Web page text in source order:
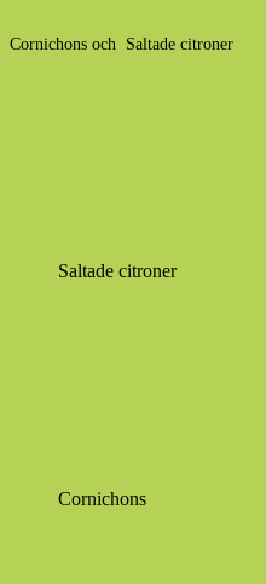
Cornichons och Saltade citroner
Saltade citroner
Cornichons